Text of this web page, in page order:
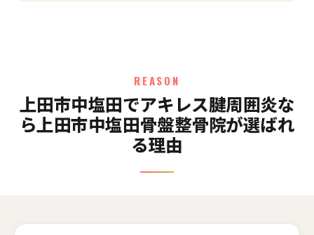
REASON
上田市中塩田でアキレス腱周囲炎な
ら上田市中塩田骨盤整骨院が選ばれ
る理由